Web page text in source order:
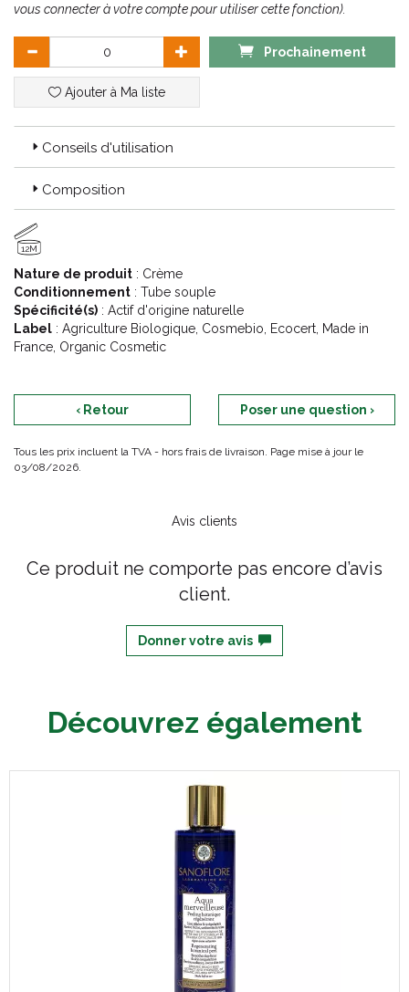
vous connecter à votre compte pour utiliser cette fonction).
Prochainement
Ajouter à Ma liste
Conseils d'utilisation
Composition
12M
Nature de produit : Crème
Conditionnement : Tube souple
Spécificité(s) : Actif d'origine naturelle
Label : Agriculture Biologique, Cosmebio, Ecocert, Made in
France, Organic Cosmetic
‹ Retour Poser une question ›
Tous les prix incluent la TVA - hors frais de livraison. Page mise à jour le
03/08/2026.
Avis clients
Ce produit ne comporte pas encore d’avis
client.
Donner votre avis
Découvrez également